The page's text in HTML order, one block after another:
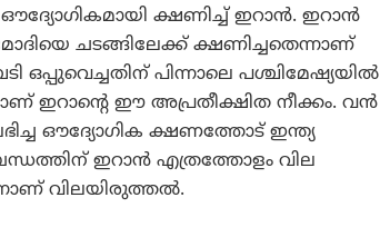
ഔദ്യോഗികമായി ക്ഷണിച്ച് ഇറാൻ. ഇറാൻ
ചടങ്ങിലേക്ക് ക്ഷണിച്ചതെന്നാണ്
ഒപ്പുവെച്ചതിന് പിന്നാലെ പശ്ചിമേഷ്യയിൽ
ഇറാന്റെ ഈ അപ്രതീക്ഷിത നീക്കം. വൻ
ഔദ്യോഗിക ക്ഷണത്തോട് ഇന്ത്യ
ബന്ധത്തിന് ഇറാൻ എത്രത്തോളം വില
വിലയിരുത്തൽ.